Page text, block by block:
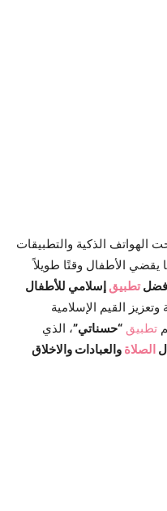
الهواتف الذكية والتطبيقات
يقضي الأطفال وقتًا طويلاً
تطبيق إسلامي للأطفال
القيم الإسلامية
تطبيق “حسناتي”، الذي
الصلاة والعبادات والاخلاق